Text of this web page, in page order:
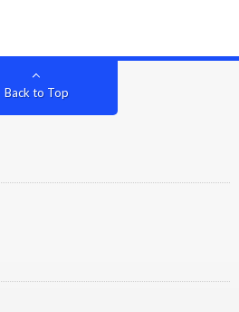
Back to Top